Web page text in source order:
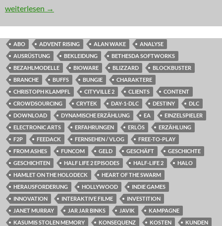
KOMMENTAR: Geschichten? Unbezahlbar!
weiterlesen →
ABO ADVENT RISING ALAN WAKE
ANALYSE
AUSRÜSTUNG
BEKLEIDUNG
BETHESDA SOFTWORKS
BEZAHLMODELLE
BIOWARE BLIZZARD
BLOCKBUSTER
BRANCHE
BUFFS BUNGIE
CHARAKTERE
CHRISTOPH KLAMPFL
CITYVILLE 2 CLIENTS
CONTENT
CROWDSOURCING
CRYTEK DAY-1-DLC DESTINY
DLC
DOWNLOAD
DYNAMISCHE ERZÄHLUNG EA
EINZELSPIELER
ELECTRONIC ARTS
ERFAHRUNGEN ERLÖS
ERZÄHLUNG
F2P
FEEDACK FERNSEHEN / VLOG
FREE-TO-PLAY
FROM ASHES
FUNCOM GELD GESCHÄFT
GESCHICHTE
GESCHICHTEN
HALF LIFE 2 EPISODES HALF-LIFE 2
HALO
HAMLET ON THE HOLODECK
HEART OF THE SWARM
HERAUSFORDERUNG
HOLLYWOOD
INDIE GAMES
INNOVATION
INTERAKTIVE FILME
INVESTITION
JANET MURRAY
JAR JAR BINKS JAVIK
KAMPAGNE
KASUMIS STOLEN MEMORY
KONSEQUENZ KOSTEN
KUNDEN